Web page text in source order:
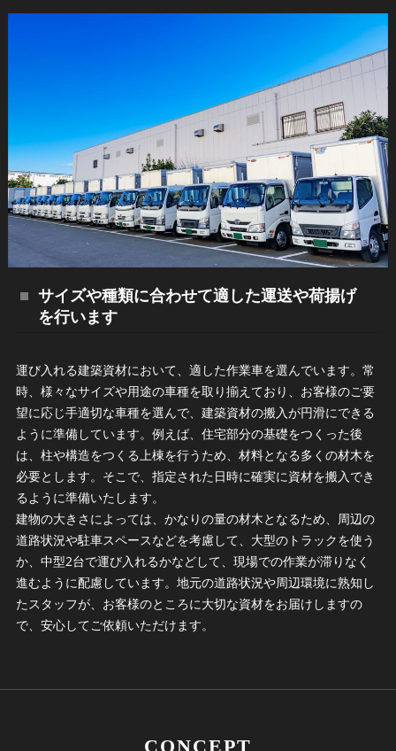
サイズや種類に合わせて適した運送や荷揚げ
を行います
運び入れる建築資材において、適した作業車を選んでいます。常
時、様々なサイズや用途の車種を取り揃えており、お客様のご要
望に応じ手適切な車種を選んで、建築資材の搬入が円滑にできる
ように準備しています。例えば、住宅部分の基礎をつくった後
は、柱や構造をつくる上棟を行うため、材料となる多くの材木を
必要とします。そこで、指定された日時に確実に資材を搬入でき
るように準備いたします。
建物の大きさによっては、かなりの量の材木となるため、周辺の
道路状況や駐車スペースなどを考慮して、大型のトラックを使う
か、中型2台で運び入れるかなどして、現場での作業が滞りなく
進むように配慮しています。地元の道路状況や周辺環境に熟知し
たスタッフが、お客様のところに大切な資材をお届けしますの
で、安心してご依頼いただけます。
CONCEPT